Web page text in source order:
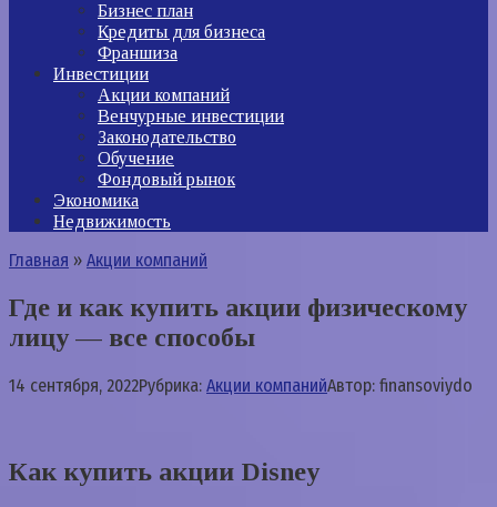
Бизнес план
Кредиты для бизнеса
Франшиза
Инвестиции
Акции компаний
Венчурные инвестиции
Законодательство
Обучение
Фондовый рынок
Экономика
Недвижимость
Главная » Акции компаний
Где и как купить акции физическому
лицу — все способы
14 сентября, 2022Рубрика: Акции компанийАвтор: finansoviydo
Как купить акции Disney